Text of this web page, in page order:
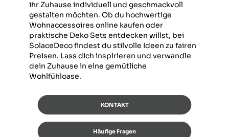
ihr Zuhause individuell und geschmackvoll
gestalten möchten. Ob du hochwertige
Wohnaccessoires online kaufen oder
praktische Deko Sets entdecken willst, bei
SolaceDeco findest du stilvolle Ideen zu fairen
Preisen. Lass dich inspirieren und verwandle
dein Zuhause in eine gemütliche
Wohlfühloase.
KONTAKT
Häufige Fragen